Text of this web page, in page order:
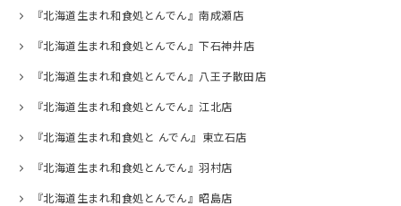
『北海道生まれ和食処とんでん』南成瀬店
『北海道生まれ和食処とんでん』下石神井店
『北海道生まれ和食処とんでん』八王子散田店
『北海道生まれ和食処とんでん』江北店
『北海道生まれ和食処と んでん』東立石店
『北海道生まれ和食処とんでん』羽村店
『北海道生まれ和食処とんでん』昭島店